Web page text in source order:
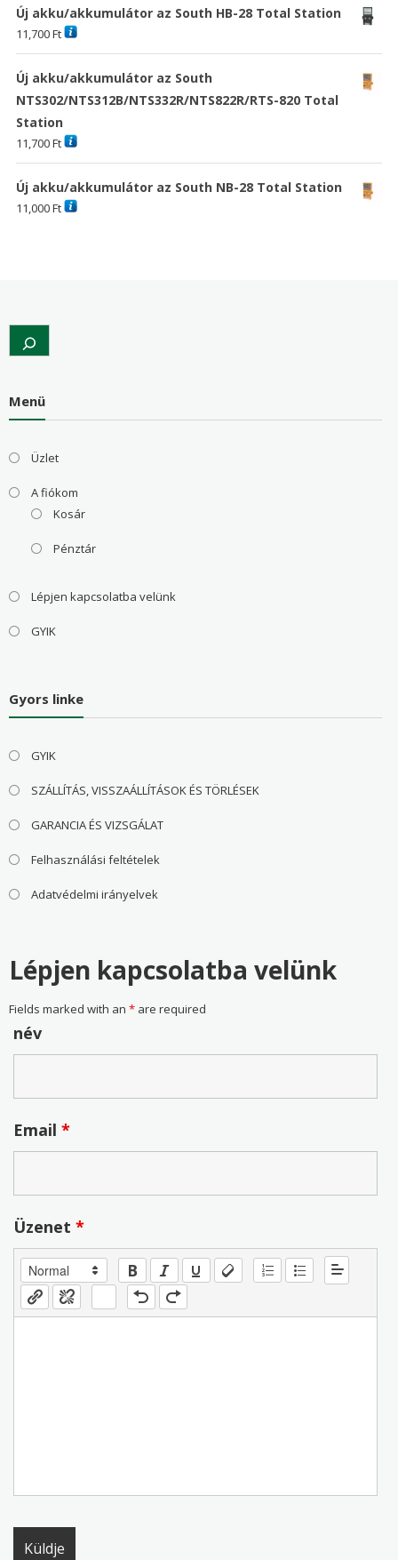
Új akku/akkumulátor az South HB-28 Total Station
11,700Ft
Új akku/akkumulátor az South
NTS302/NTS312B/NTS332R/NTS822R/RTS-820 Total
Station
11,700Ft
Új akku/akkumulátor az South NB-28 Total Station
11,000Ft
Search
Menü
Üzlet
A fiókom
Kosár
Pénztár
Lépjen kapcsolatba velünk
GYIK
Gyors linke
GYIK
SZÁLLÍTÁS, VISSZAÁLLÍTÁSOK ÉS TÖRLÉSEK
GARANCIA ÉS VIZSGÁLAT
Felhasználási feltételek
Adatvédelmi irányelvek
Lépjen kapcsolatba velünk
Fields marked with an *are required
név
Email *
Üzenet *